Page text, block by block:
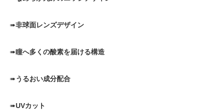
➠非球面レンズデザイン
➠瞳へ多くの酸素を届ける構造
➠うるおい成分配合
➠UVカット